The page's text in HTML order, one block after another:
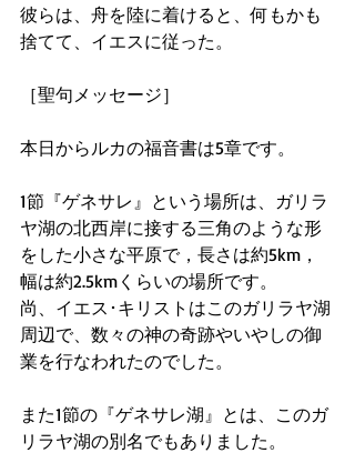
彼らは、舟を陸に着けると、何もかも
捨てて、イエスに従った。
［聖句メッセージ］
本日からルカの福音書は5章です。
1節『ゲネサレ』という場所は、ガリラ
ヤ湖の北西岸に接する三角のような形
をした小さな平原で，長さは約5km，
幅は約2.5kmくらいの場所です。
尚、イエス･キリストはこのガリラヤ湖
周辺で、数々の神の奇跡やいやしの御
業を行なわれたのでした。
また1節の『ゲネサレ湖』とは、このガ
リラヤ湖の別名でもありました。